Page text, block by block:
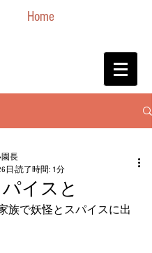
Home
イスと
園長
日 読了時間: 1分
族で妖怪とスパイスに出